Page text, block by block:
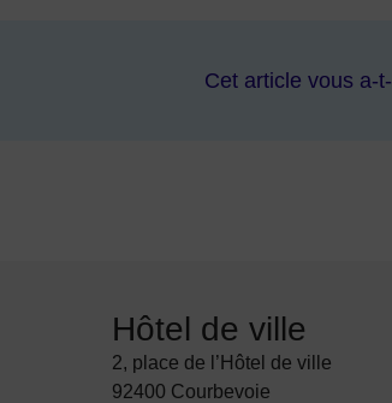
Cet article vous a-
Site de la ville de Courbevoie
Hôtel de ville
2, place de l’Hôtel de ville
92400 Courbevoie